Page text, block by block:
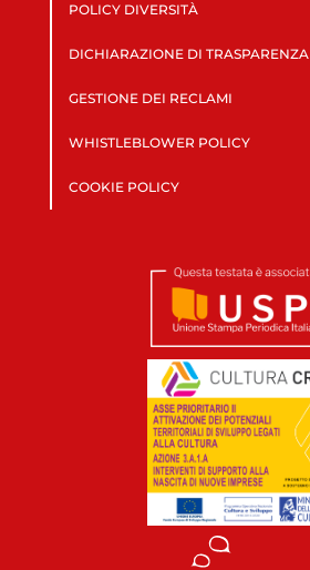
POLICY DIVERSITÀ
DICHIARAZIONE DI TRASPARENZA
GESTIONE DEI RECLAMI
WHISTLEBLOWER POLICY
COOKIE POLICY